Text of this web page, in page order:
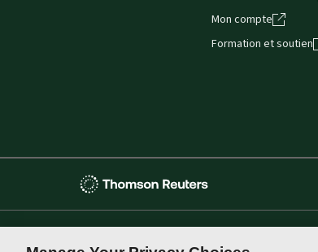
Mon compte
Formation et soutien
Thomson